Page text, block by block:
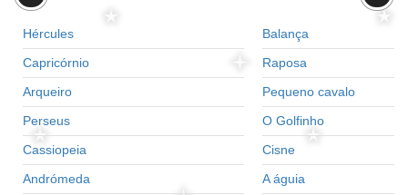
Hércules
Capricórnio
Arqueiro
Perseus
Cassiopeia
Andrómeda
Balança
Raposa
Pequeno cavalo
O Golfinho
Cisne
A águia